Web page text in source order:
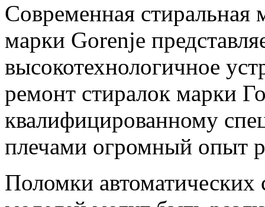
Современная стиральная
марки Gorenje
высокотехнологичное
ремонт стиралок марки
квалифицированному
плечами огромный опыт
Поломки автоматических